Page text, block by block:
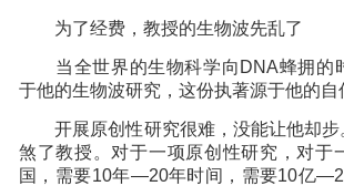
为了经费，教授的生物波先乱了
当全世界的生物科学向DNA蜂拥的
于他的生物波研究，这份执著源于他的自
开展原创性研究很难，没能让他却步
煞了教授。对于一项原创性研究，对于
国，需要10年—20年时间，需要10亿